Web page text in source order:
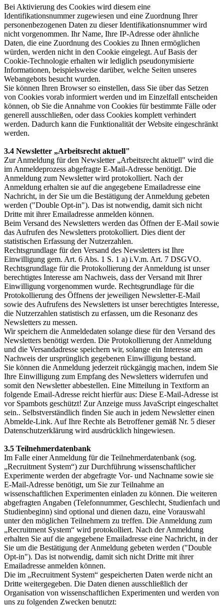
Bei Aktivierung des Cookies wird diesem eine
Identifikationsnummer zugewiesen und eine Zuordnung Ihrer
personenbezogenen Daten zu dieser Identifikationsnummer wird
nicht vorgenommen. Ihr Name, Ihre IP-Adresse oder ähnliche
Daten, die eine Zuordnung des Cookies zu Ihnen ermöglichen
würden, werden nicht in den Cookie eingelegt. Auf Basis der
Cookie-Technologie erhalten wir lediglich pseudonymisierte
Informationen, beispielsweise darüber, welche Seiten unseres
Webangebots besucht wurden.
Sie können Ihren Browser so einstellen, dass Sie über das Setzen
von Cookies vorab informiert werden und im Einzelfall entscheiden
können, ob Sie die Annahme von Cookies für bestimmte Fälle oder
generell ausschließen, oder dass Cookies komplett verhindert
werden. Dadurch kann die Funktionalität der Website eingeschränkt
werden.
3.4 Newsletter „Arbeitsrecht aktuell"
Zur Anmeldung für den Newsletter „Arbeitsrecht aktuell" wird die
im Anmeldeprozess abgefragte E-Mail-Adresse benötigt. Die
Anmeldung zum Newsletter wird protokolliert. Nach der
Anmeldung erhalten sie auf die angegebene Emailadresse eine
Nachricht, in der Sie um die Bestätigung der Anmeldung gebeten
werden ("Double Opt-in"). Das ist notwendig, damit sich nicht
Dritte mit ihrer Emailadresse anmelden können.
Beim Versand des Newsletters werden das Öffnen der E-Mail sowie
das Aufrufen des Newsletters protokolliert. Dies dient der
statistischen Erfassung der Nutzerzahlen.
Rechtsgrundlage für den Versand des Newsletters ist Ihre
Einwilligung gem. Art. 6 Abs. 1 S. 1 a) i.V.m. Art. 7 DSGVO.
Rechtsgrundlage für die Protokollierung der Anmeldung ist unser
berechtigtes Interesse am Nachweis, dass der Versand mit Ihrer
Einwilligung vorgenommen wurde. Rechtsgrundlage für die
Protokollierung des Öffnens der jeweiligen Newsletter-E-Mail
sowie des Aufrufens des Newsletters ist unser berechtigtes Interesse,
die Nutzerzahlen statistisch zu erfassen, um die Resonanz des
Newsletters zu messen.
Wir speichern die Anmeldedaten solange diese für den Versand des
Newsletters benötigt werden. Die Protokollierung der Anmeldung
und die Versandadresse speichern wir, solange ein Interesse am
Nachweis der ursprünglich gegebenen Einwilligung bestand.
Sie können die Anmeldung jederzeit rückgängig machen, indem Sie
Ihre Einwilligung zum Empfang des Newsletters widerrufen und
somit den Newsletter abbestellen. Eine Mitteilung in Textform an
folgende Email-Adresse reicht hierfür aus: Diese E-Mail-Adresse ist
vor Spambots geschützt! Zur Anzeige muss JavaScript eingeschaltet
sein.. Selbstverständlich finden Sie auch in jedem Newsletter einen
Abmelde-Link. Auf Ihre Rechte als Betroffener gemäß Nr. 5 dieser
Datenschutzerklärung wird ausdrücklich hingewiesen.
3.5 Teilnehmerdatenbank
Im Falle einer Anmeldung für die Teilnehmerdatenbank (sog.
„Recruitment System“) zur Durchführung wissenschaftlicher
Experimente werden der abgefragte Vor- und Nachname sowie sie
E-Mail-Adresse benötigt, um Sie zur Teilnahme an
wissenschaftlichen Experimenten einladen zu können. Die weiteren
abgefragten Angaben (Telefonnummer, Geschlecht, Studienfach und
Studienbeginn) sind optional und dienen dazu, eine Vorauswahl
unter den möglichen Teilnehmern zu treffen. Die Anmeldung zum
„Recruitment System“ wird protokolliert. Nach der Anmeldung
erhalten Sie auf die angegebene Emailadresse eine Nachricht, in der
Sie um die Bestätigung der Anmeldung gebeten werden ("Double
Opt-in"). Das ist notwendig, damit sich nicht Dritte mit ihrer
Emailadresse anmelden können.
Die im „Recruitment System“ gespeicherten Daten werde nicht an
Dritte weitergegeben. Die Daten dienen ausschließlich der
Organisation von wissenschaftlichen Experimenten und werden von
uns zu folgenden Zwecken benutzt: